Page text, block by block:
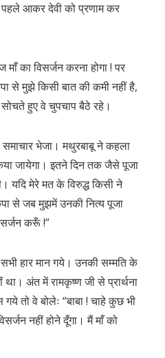
आकर देवी को प्रणाम कर
का विसर्जन करना होगा ! पर
से मुझे किसी बात की कमी नहीं है,
सोचते हुए वे चुपचाप बैठे रहे।
समाचार भेजा। मथुरबाबू ने कहला
जायेगा। इतने दिन तक जैसे पूजा
यदि मेरे मत के विरुद्ध किसी ने
से जब मुझमें उनकी नित्य पूजा
करूँ !”
हार मान गये। उनकी सम्मति के
था। अंत में रामकृष्ण जी से प्रार्थना
तो वे बोलेः “बाबा ! चाहे कुछ भी
नहीं होने दूँगा। मैं माँ को